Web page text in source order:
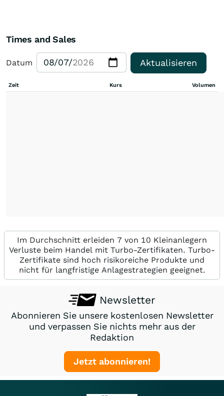
Times and Sales
Datum Aktualisieren
Zeit Kurs Volumen
Im Durchschnitt erleiden 7 von 10 Kleinanlegern
Verluste beim Handel mit Turbo-Zertifikaten. Turbo-
Zertifikate sind hoch risikoreiche Produkte und
nicht für langfristige Anlagestrategien geeignet.
Newsletter
Abonnieren Sie unsere kostenlosen Newsletter
und verpassen Sie nichts mehr aus der
Redaktion
Jetzt abonnieren!